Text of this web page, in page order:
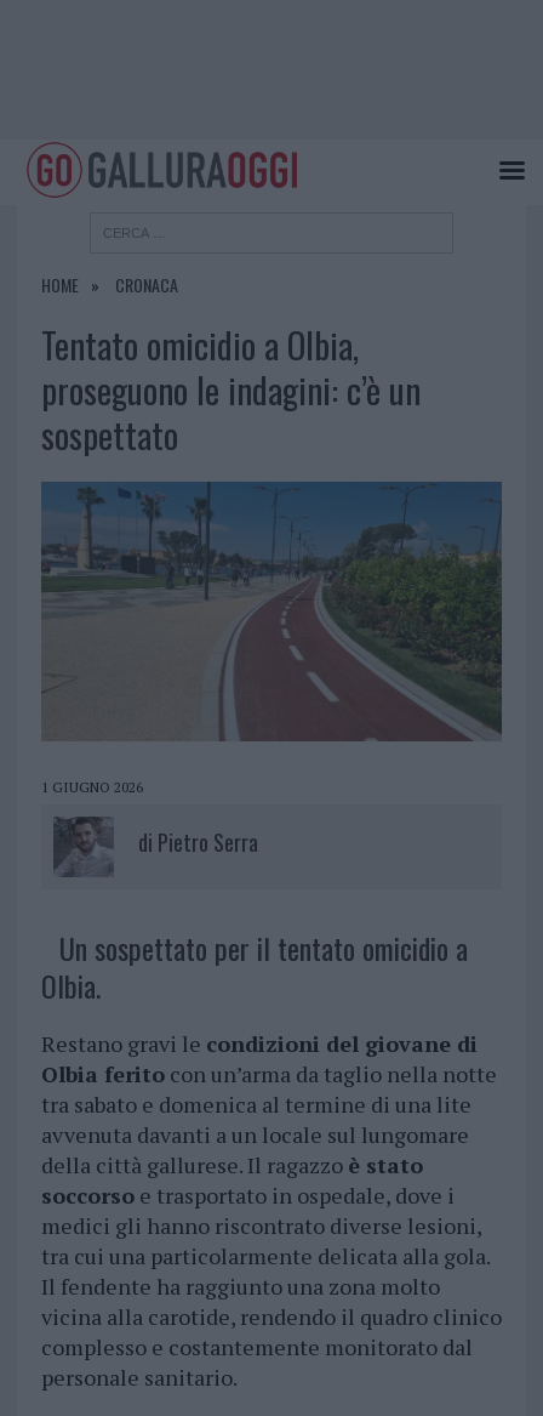
HOME CRONACA
Tentato omicidio a Olbia,
proseguono le indagini: c’è un
sospettato
1 GIUGNO 2026
di Pietro Serra
Un sospettato per il tentato omicidio a
Olbia.
Restano gravi le condizioni del giovane di
Olbia feritocon un’arma da taglio nella notte
tra sabato e domenica al termine di una lite
avvenuta davanti a un locale sul lungomare
della città gallurese. Il ragazzo è stato
soccorsoe trasportato in ospedale, dove i
medici gli hanno riscontrato diverse lesioni,
tra cui una particolarmente delicata alla gola.
Il fendente ha raggiunto una zona molto
vicina alla carotide, rendendo il quadro clinico
complesso e costantemente monitorato dal
personale sanitario.